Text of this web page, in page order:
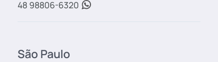
48 98806-6320
São Paulo